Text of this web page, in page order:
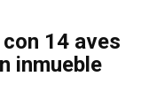
14 aves
inmueble